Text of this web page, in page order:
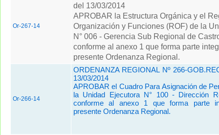
Or-267-14
del 13/03/2014
APROBAR la Estructura Orgánica y el
Organización y Funciones (ROF) de la
N° 006 - Gerencia Sub Regional de
conforme al anexo 1 que forma parte
presente Ordenanza Regional.
Or-266-14
ORDENANZA REGIONAL Nº 266-
13/03/2014
APROBAR el Cuadro Para Asignación de
la Unidad Ejecutora N° 100 - Dirección
conforme al anexo 1 que forma parte
presente Ordenanza Regional.